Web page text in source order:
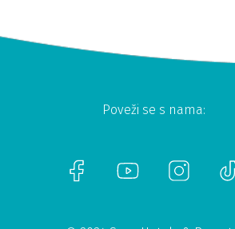
Poveži se s nama: